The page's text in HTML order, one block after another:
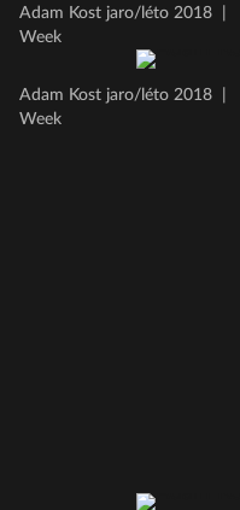
Adam Kost jaro/léto 2018
Week
Adam Kost jaro/léto 2018
Week